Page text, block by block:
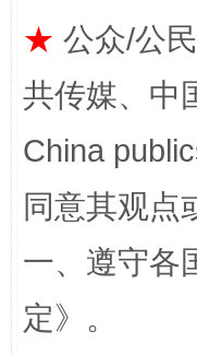
阿坝州三大球
★ 公众/公
共传媒、中
China
同意其观点
一、遵守各
定》。